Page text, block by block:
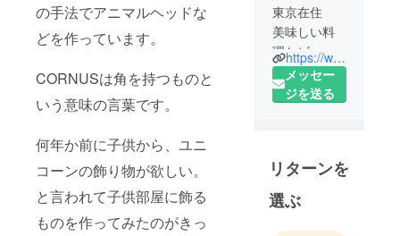
の手法でアニマルヘッドな
どを作っています。
CORNUSは角を持つものと
いう意味の言葉です。
何年か前に子供から、ユニ
コーンの飾り物が欲しい。
と言われて子供部屋に飾る
ものを作ってみたのがきっ
東京在住
美味しい料
理とビール
があれ
ば、、、
https://www.cornus.shop
メッセー
ジを送る
リターンを
選ぶ